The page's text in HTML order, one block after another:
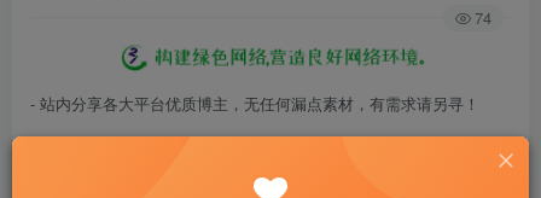
74
- 站内分享各大平台优质博主，无任何漏点素材，有需求请另寻！
- 百度网盘提示提取码错误，请更换浏览器重试，这是百度网盘版本问